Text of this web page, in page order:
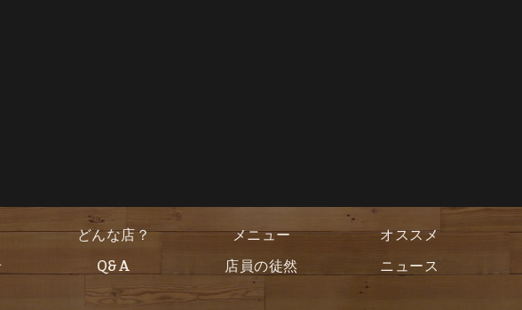
どんな店？ メニュー オススメ
Q&A 店員の徒然 ニュース